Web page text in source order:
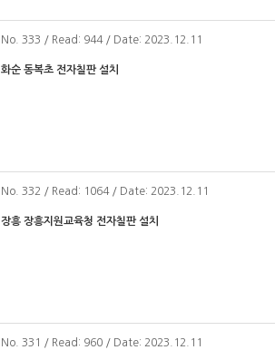
No . 333 / Read: 944 / Date: 2023.12.11
화순 동복초 전자칠판 설치
No . 332 / Read: 1064 / Date: 2023.12.11
장흥 장흥지원교육청 전자칠판 설치
No . 331 / Read: 960 / Date: 2023.12.11